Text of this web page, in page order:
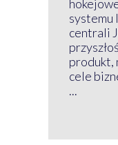
systemu
centrali
produkt,
cele
...